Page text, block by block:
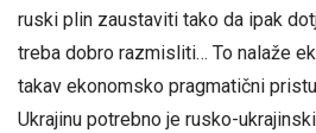
ruski plin zaustaviti tako da ipak
treba dobro razmisliti… To nalaže
takav ekonomsko pragmatični
Ukrajinu potrebno je rusko-